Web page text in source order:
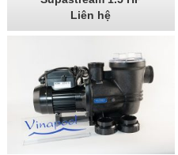
Liên hệ